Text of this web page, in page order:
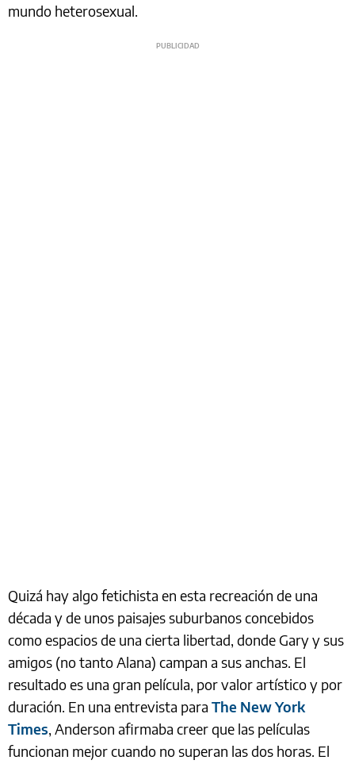
mundo heterosexual.
Quizá hay algo fetichista en esta recreación de una
década y de unos paisajes suburbanos concebidos
como espacios de una cierta libertad, donde Gary y sus
amigos (no tanto Alana) campan a sus anchas. El
resultado es una gran película, por valor artístico y por
duración. En una entrevista para The New York
Times, Anderson afirmaba creer que las películas
funcionan mejor cuando no superan las dos horas. El